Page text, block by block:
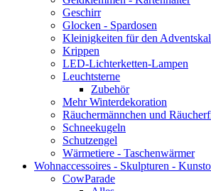
Geschirr
Glocken - Spardosen
Kleinigkeiten für den
Krippen
LED-Lichterketten-Lampen
Leuchtsterne
Zubehör
Mehr Winterdekoration
Räuchermännchen und
Schneekugeln
Schutzengel
Wärmetiere - Taschenwärmer
Wohnaccessoires - Skulpturen -
CowParade